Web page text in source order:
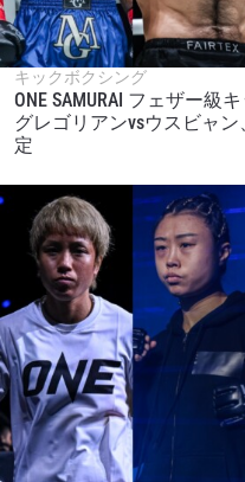
キックボクシング
ONE SAMURAI フェザー級
グレゴリアンvsウスビャ
定